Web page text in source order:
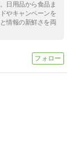
日用品から食品ま
やキャンペーンを
情報の新鮮さを両